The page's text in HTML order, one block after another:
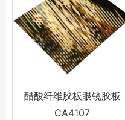
醋酸纤维胶板眼镜胶板
CA4107